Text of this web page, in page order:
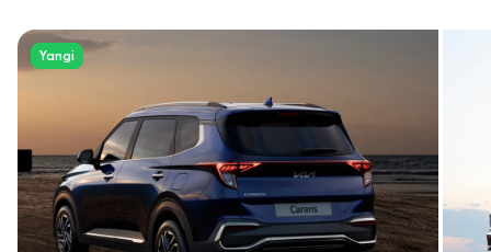
Yangi